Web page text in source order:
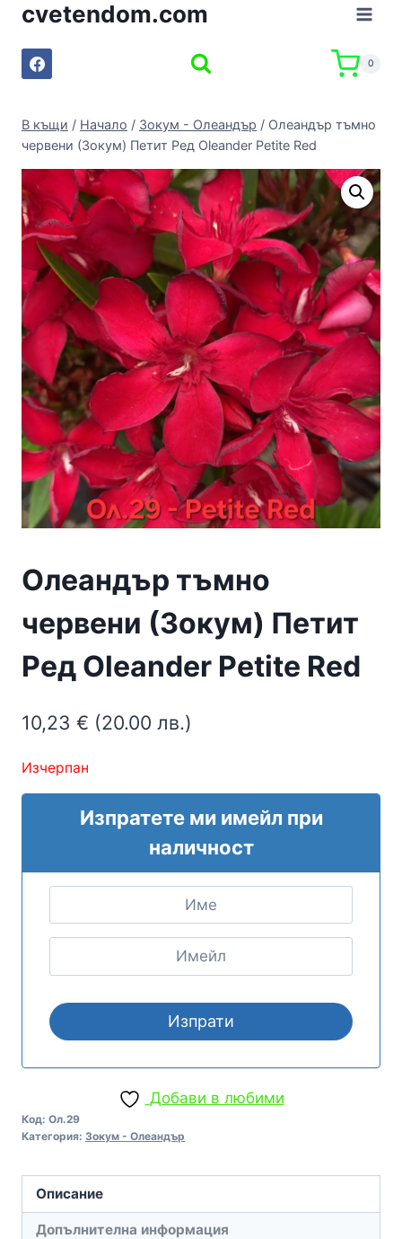
Къмcvetendom.com
0
В къщи / Начало / Зокум - Олеандър / Олеандър тъмно
червени (Зокум) Петит Ред Oleander Petite Red
Олеандър тъмно
червени (Зокум) Петит
Ред Oleander Petite Red
10,23 € (20.00 лв.)
Изчерпан
Изпратете ми имейл при
наличност
Добави в любими
Код: Ол.29
Категория: Зокум - Олеандър
Описание
Допълнителна информация